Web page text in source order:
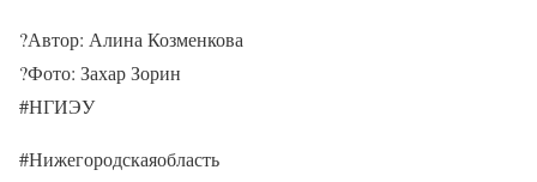
?Автор: Алина Козменкова
?Фото: Захар Зорин
#НГИЭУ
#Нижегородскаяобласть